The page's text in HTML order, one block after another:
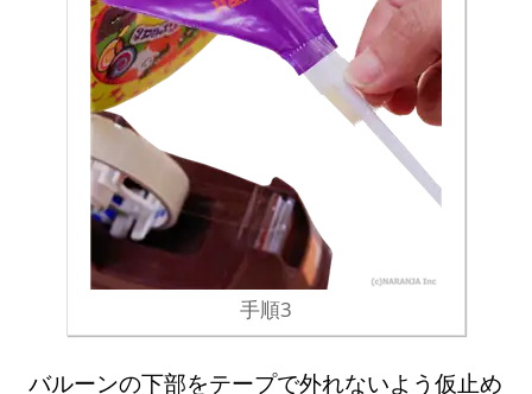
手順3
バルーンの下部をテープで外れないよう仮止め